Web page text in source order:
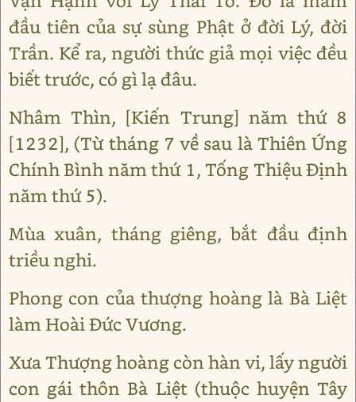
đầu tiên của sự sùng Phật ở đời Lý, đời
Trần. Kể ra, người thức giả mọi việc đều
biết trước, có gì lạ đâu.
Nhâm Thìn, [Kiến Trung] năm thứ 8
[1232], (Từ tháng 7 về sau là Thiên Ứng
Chính Bình năm thứ 1, Tống Thiệu Định
năm thứ 5).
Mùa xuân, tháng giêng, bắt đầu định
triều nghi.
Phong con của thượng hoàng là Bà Liệt
làm Hoài Đức Vương.
Xưa Thượng hoàng còn hàn vi, lấy người
con gái thôn Bà Liệt (thuộc huyện Tây